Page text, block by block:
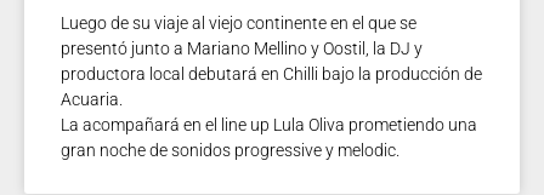
Luego de su viaje al viejo continente en el que se
presentó junto a Mariano Mellino y Oostil, la DJ y
productora local debutará en Chilli bajo la producción de
Acuaria.
La acompañará en el line up Lula Oliva prometiendo una
gran noche de sonidos progressive y melodic.